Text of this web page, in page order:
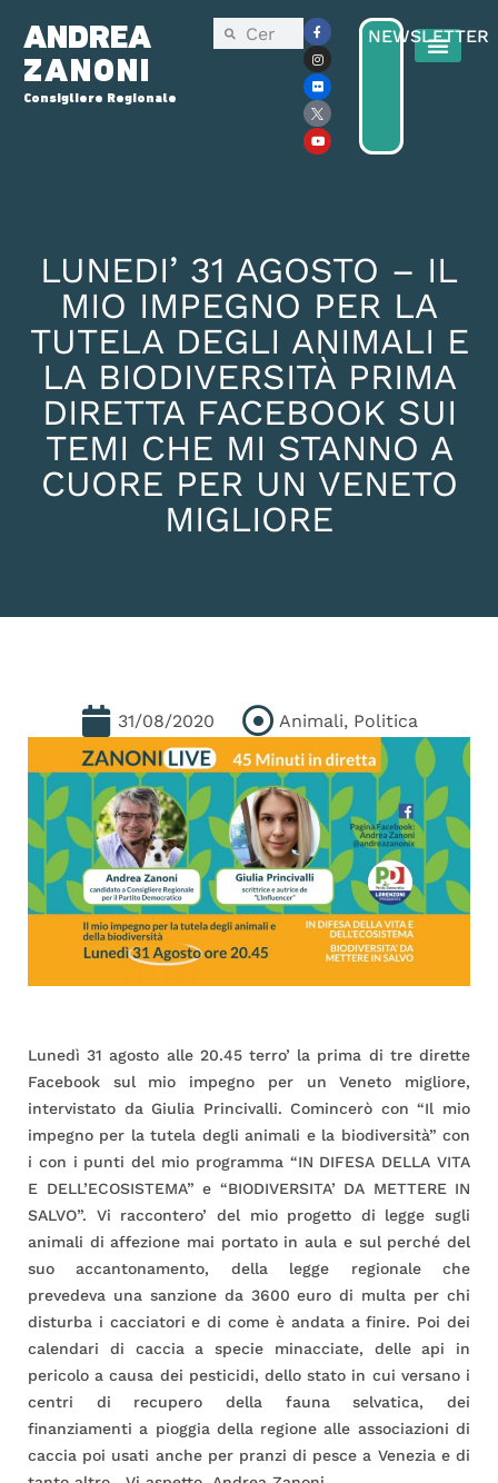
ANDREA
ZANONI
Consigliere Regionale
NEWSLETTER
LUNEDI’ 31 AGOSTO – IL
MIO IMPEGNO PER LA
TUTELA DEGLI ANIMALI E
LA BIODIVERSITÀ PRIMA
DIRETTA FACEBOOK SUI
TEMI CHE MI STANNO A
CUORE PER UN VENETO
MIGLIORE
31/08/2020 Animali, Politica
Lunedì 31 agosto alle 20.45 terro’ la prima di tre dirette
Facebook sul mio impegno per un Veneto migliore,
intervistato da Giulia Princivalli. Comincerò con “Il mio
impegno per la tutela degli animali e la biodiversità” con
i con i punti del mio programma “IN DIFESA DELLA VITA
E DELL’ECOSISTEMA” e “BIODIVERSITA’ DA METTERE IN
SALVO”. Vi raccontero’ del mio progetto di legge sugli
animali di affezione mai portato in aula e sul perché del
suo accantonamento, della legge regionale che
prevedeva una sanzione da 3600 euro di multa per chi
disturba i cacciatori e di come è andata a finire. Poi dei
calendari di caccia a specie minacciate, delle api in
pericolo a causa dei pesticidi, dello stato in cui versano i
centri di recupero della fauna selvatica, dei
finanziamenti a pioggia della regione alle associazioni di
caccia poi usati anche per pranzi di pesce a Venezia e di